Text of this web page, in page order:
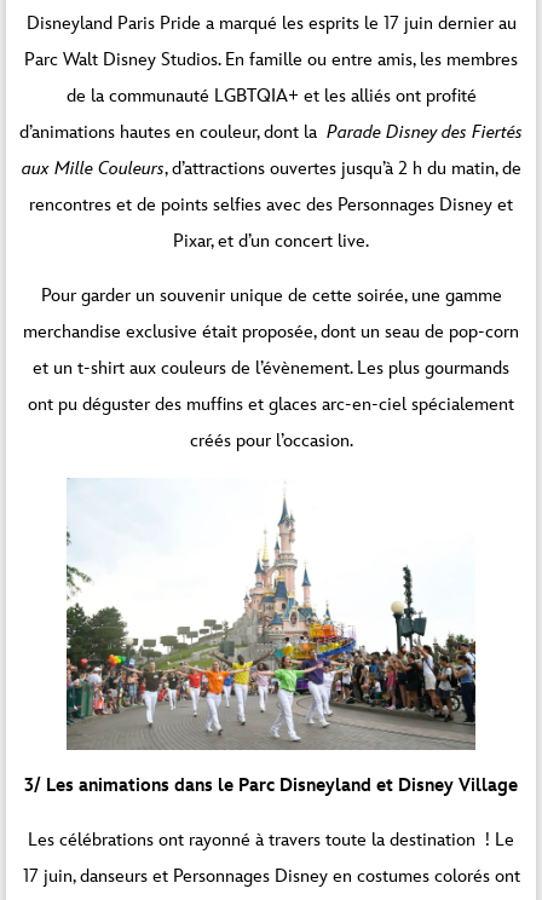
Disneyland Paris Pride a marqué les esprits le 17 juin dernier au
Parc Walt Disney Studios. En famille ou entre amis, les membres
de la communauté LGBTQIA+ et les alliés ont profité
d’animations hautes en couleur, dont la Parade Disney des Fiertés
aux Mille Couleurs, d’attractions ouvertes jusqu’à 2 h du matin, de
rencontres et de points selfies avec des Personnages Disney et
Pixar, et d’un concert live.
Pour garder un souvenir unique de cette soirée, une gamme
merchandise exclusive était proposée, dont un seau de pop-corn
et un t-shirt aux couleurs de l’évènement. Les plus gourmands
ont pu déguster des muffins et glaces arc-en-ciel spécialement
créés pour l’occasion.
3/ Les animations dans le Parc Disneyland et Disney Village
Les célébrations ont rayonné à travers toute la destination ! Le
17 juin, danseurs et Personnages Disney en costumes colorés ont